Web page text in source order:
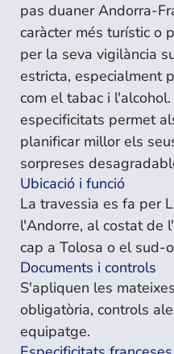
pas duaner Andorra-
caràcter més turístic o
per la seva vigilància
estricta, especialment
com el tabac i
especificitats permet
planificar millor els
sorpreses
Ubicació i funció
La travessia es fa per
l'Andorre, al costat de
cap a Tolosa o el sud-
Documents i controls
S'apliquen les
obligatòria, controls
equipatge.